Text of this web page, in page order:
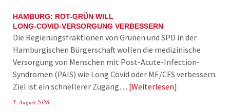
HAMBURG: ROT-GRÜN WILL
LONG-COVID-VERSORGUNG VERBESSERN
Die Regierungsfraktionen von Grünen und SPD in der
Hamburgischen Bürgerschaft wollen die medizinische
Versorgung von Menschen mit Post-Acute-Infection-
Syndromen (PAIS) wie Long Covid oder ME/CFS verbessern.
Ziel ist ein schnellerer Zugang… Weiterlesen
5. August 2026